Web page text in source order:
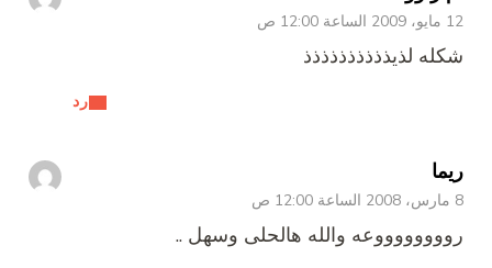
12 مايو، 2009 الساعة 12:00 ص
رد
شكله لذيذذذذذذذذذذ
ريما
8 مارس، 2008 الساعة 12:00 ص
رووووووووعه والله هالحلى وسهل ..